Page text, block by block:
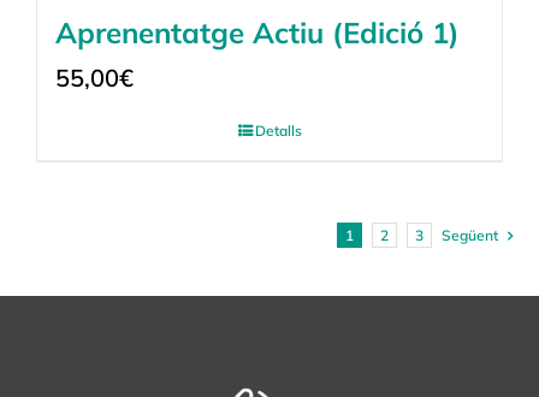
Aprenentatge Actiu (Edició 1)
55,00€
Detalls
1 2 3 Següent